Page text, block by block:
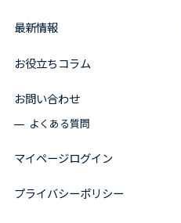
最新情報
お役立ちコラム
お問い合わせ
よくある質問
マイページログイン
プライバシーポリシー